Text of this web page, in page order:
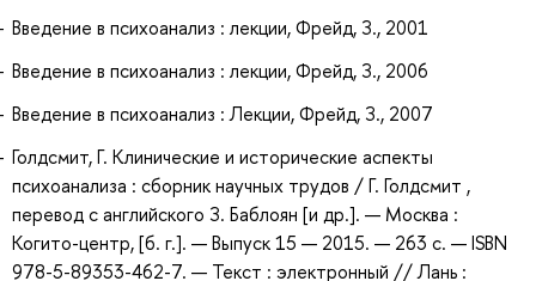
Введение в психоанализ : лекции, Фрейд, З., 2001
Введение в психоанализ : лекции, Фрейд, З., 2006
Введение в психоанализ : Лекции, Фрейд, З., 2007
Голдсмит, Г. Клинические и исторические аспекты
психоанализа : сборник научных трудов / Г. Голдсмит ,
перевод с английского З. Баблоян [и др.]. — Москва :
Когито-центр, [б. г.]. — Выпуск 15 — 2015. — 263 с. — ISBN
978-5-89353-462-7. — Текст : электронный // Лань :